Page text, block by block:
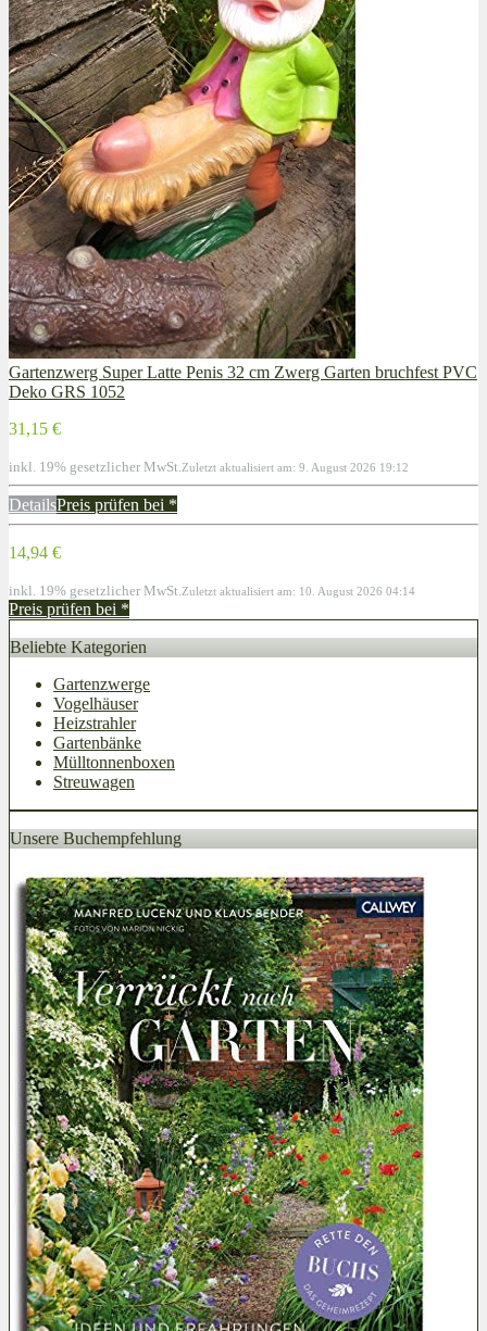
Gartenzwerg Super Latte Penis 32 cm Zwerg Garten bruchfest PVC
Deko GRS 1052
31,15 €
inkl. 19% gesetzlicher MwSt. Zuletzt aktualisiert am: 9. August 2026 19:12
DetailsPreis prüfen bei *
14,94 €
inkl. 19% gesetzlicher MwSt. Zuletzt aktualisiert am: 10. August 2026 04:14
Preis prüfen bei *
Beliebte Kategorien
Gartenzwerge
Vogelhäuser
Heizstrahler
Gartenbänke
Mülltonnenboxen
Streuwagen
Unsere Buchempfehlung